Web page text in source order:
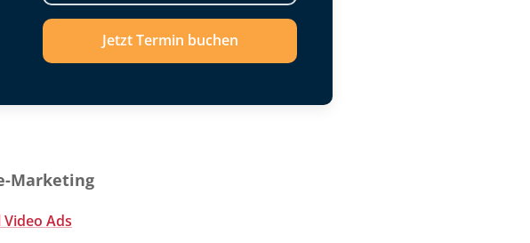
Jetzt Termin buchen
Marketing
Ads